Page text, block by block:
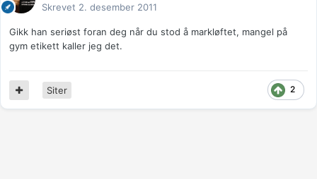
Skrevet 2. desember 2011
Gikk han seriøst foran deg når du stod å markløftet, mangel på
gym etikett kaller jeg det.
2
Siter